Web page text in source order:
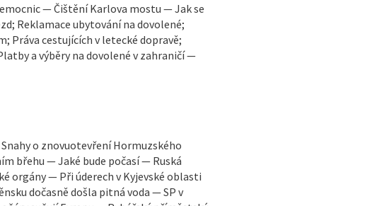
— Čištění Karlova mostu — Jak se
Reklamace ubytování na dovolené;
Práva cestujících v letecké dopravě;
a výběry na dovolené v zahraničí —
o znovuotevření Hormuzského
břehu — Jaké bude počasí — Ruská
orgány — Při úderech v Kyjevské oblasti
dočasně došla pitná voda — SP v